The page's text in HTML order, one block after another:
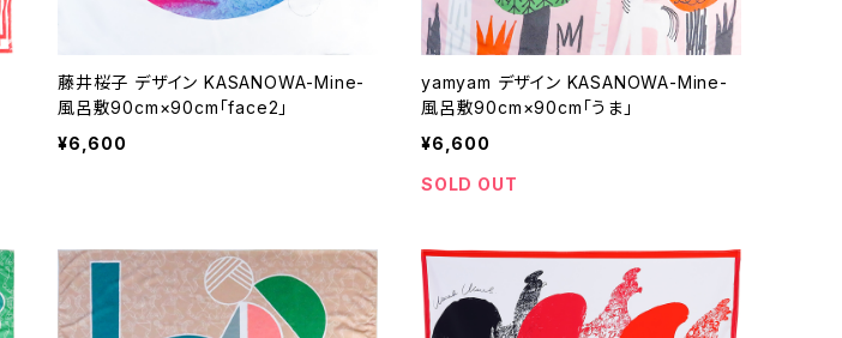
藤井桜子 デザイン KASANOWA-Mine-
風呂敷90cm×90cm「face2」
¥6,600
yamyam デザイン KASANOWA-Mine-
風呂敷90cm×90cm「うま」
¥6,600
SOLD OUT